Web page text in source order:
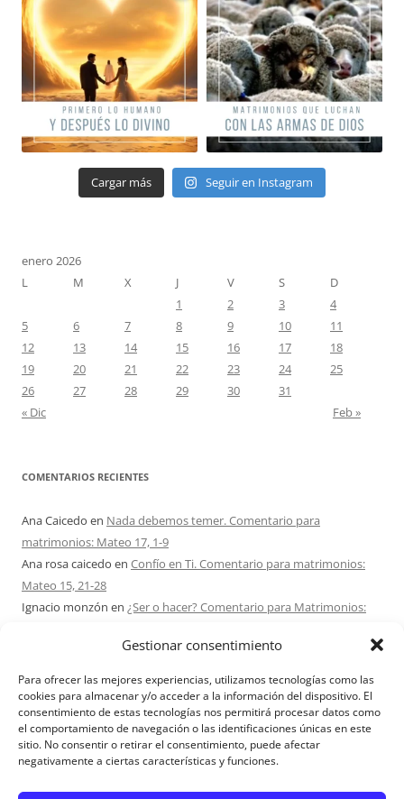
Gestionar consentimiento
Para ofrecer las mejores experiencias, utilizamos tecnologías como las
cookies para almacenar y/o acceder a la información del dispositivo. El
consentimiento de estas tecnologías nos permitirá procesar datos como
el comportamiento de navegación o las identificaciones únicas en este
sitio. No consentir o retirar el consentimiento, puede afectar
negativamente a ciertas características y funciones.
Cargar más Seguir en Instagram
enero 2026
L
M X J V S
D
1
2 3
4
5
6 7 8 9 10
11
12
13 14 15 16 17
18
19
20 21 22 23 24
25
26
27 28 29 30
31
« Dic
Feb »
COMENTARIOS RECIENTES
Ana Caicedo en Nada debemos temer. Comentario para
matrimonios: Mateo 17, 1-9
Ana rosa caicedo en Confío en Ti. Comentario para matrimonios:
Mateo 15, 21-28
Ignacio monzón en ¿Ser o hacer? Comentario para Matrimonios:
Maria Asuncion Herrero Mendezen¿Ser o hacer? Comentario para
Matrimonios: Mateo 15, 1-2. 10-14
Sandra Karina SolomitaenRETIRO MATRIMONIOS BUENOS AIRES
7 – 9 AGOSTO 2026